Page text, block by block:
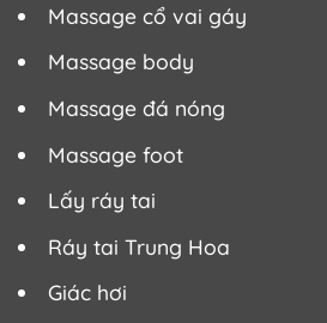
Massage cổ vai gáy
Massage body
Massage đá nóng
Massage foot
Lấy ráy tai
Ráy tai Trung Hoa
Giác hơi